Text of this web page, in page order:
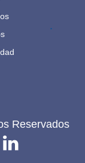
.
Reservados